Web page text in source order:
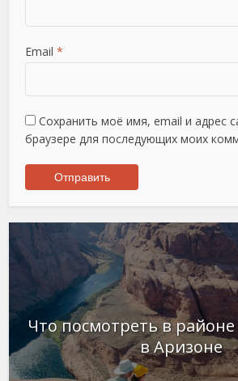
Email *
Сохранить моё имя, email и адрес
браузере для последующих моих
Что посмотреть в районе
в Аризоне